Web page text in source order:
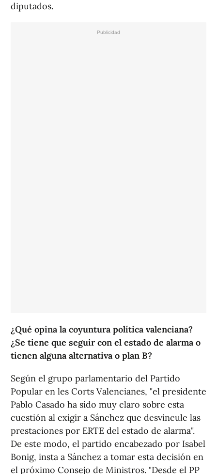
diputados.
¿Qué opina la coyuntura política valenciana?
¿Se tiene que seguir con el estado de alarma o
tienen alguna alternativa o plan B?
Según el grupo parlamentario del Partido
Popular en les Corts Valencianes, "el presidente
Pablo Casado ha sido muy claro sobre esta
cuestión al exigir a Sánchez que desvincule las
prestaciones por ERTE del estado de alarma".
De este modo, el partido encabezado por Isabel
Bonig, insta a Sánchez a tomar esta decisión en
el próximo Consejo de Ministros. "Desde el PP